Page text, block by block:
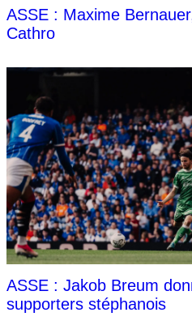
ASSE : Maxime
Cathro
ASSE : Jakob Breum
supporters stéphanois